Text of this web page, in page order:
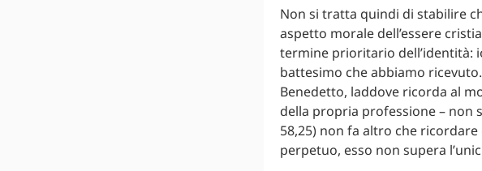
Non si tratta quindi di stabilire
aspetto morale dell’essere
termine prioritario dell’identità:
battesimo che abbiamo
Benedetto, laddove ricorda al
della propria professione – non
58,25) non fa altro che
perpetuo, esso non supera